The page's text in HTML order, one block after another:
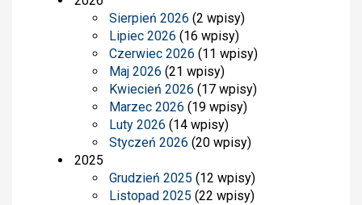
Sierpień 2026 (2 wpisy)
Lipiec 2026 (16 wpisy)
Czerwiec 2026 (11 wpisy)
Maj 2026 (21 wpisy)
Kwiecień 2026 (17 wpisy)
Marzec 2026 (19 wpisy)
Luty 2026 (14 wpisy)
Styczeń 2026 (20 wpisy)
2025
Grudzień 2025 (12 wpisy)
Listopad 2025 (22 wpisy)